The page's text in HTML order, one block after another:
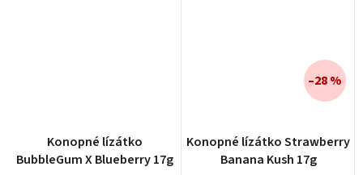
Konopné lízátko
BubbleGum X Blueberry 17g
hodnocení
produktu
Konopné lízátko Strawberry
Banana Kush 17g
–28 %